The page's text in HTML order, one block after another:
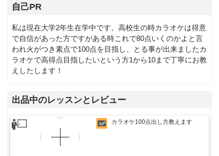
自己PR
私は現在大学2年生在学中です。高校生の時カラオケは得意
で自信があった方ですがある時これで80点いくのかよと言
われ火がつき素点で100点を目指し、とる事が出来ましたカ
ラオケで高得点目指したいという方1から10まで丁寧にお教
えしたします！
出品中のレッスンとレビュー
カラオケ100点出し方教えます